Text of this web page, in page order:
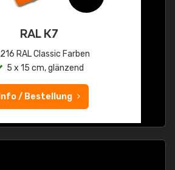
RAL K7
216 RAL Classic Farben
5 x 15 cm, glänzend
Info / Bestellung